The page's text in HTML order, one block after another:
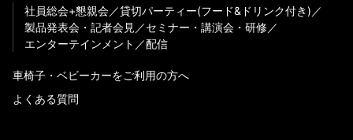
社員総会+懇親会
貸切パーティー(フード&ドリンク付き)
製品発表会・記者会見
セミナー・講演会・研修
エンターテインメント
配信
車椅子・ベビーカーをご利用の方へ
よくある質問